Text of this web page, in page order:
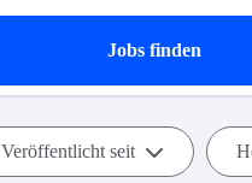
Jobs finden
Veröffentlicht seit